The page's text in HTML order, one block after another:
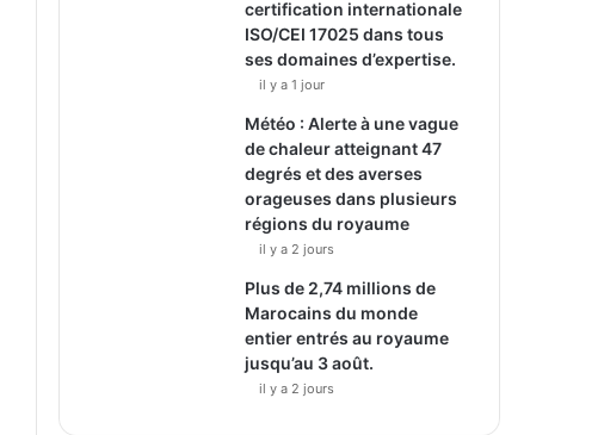
certification internationale
ISO/CEI 17025 dans tous
ses domaines d’expertise.
il y a 1 jour
Météo : Alerte à une vague
de chaleur atteignant 47
degrés et des averses
orageuses dans plusieurs
régions du royaume
il y a 2 jours
Plus de 2,74 millions de
Marocains du monde
entier entrés au royaume
jusqu’au 3 août.
il y a 2 jours